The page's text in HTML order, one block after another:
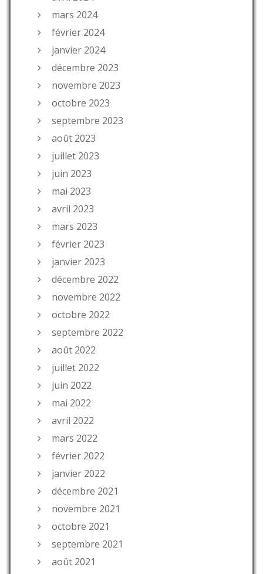
mars 2024
février 2024
janvier 2024
décembre 2023
novembre 2023
octobre 2023
septembre 2023
août 2023
juillet 2023
juin 2023
mai 2023
avril 2023
mars 2023
février 2023
janvier 2023
décembre 2022
novembre 2022
octobre 2022
septembre 2022
août 2022
juillet 2022
juin 2022
mai 2022
avril 2022
mars 2022
février 2022
janvier 2022
décembre 2021
novembre 2021
octobre 2021
septembre 2021
août 2021